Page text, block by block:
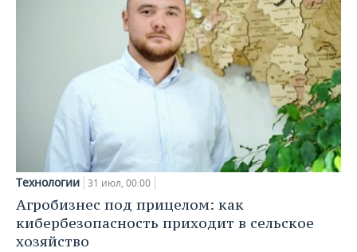
Технологии 31 июл, 00:00
Агробизнес под прицелом: как
кибербезопасность приходит в сельское
хозяйство